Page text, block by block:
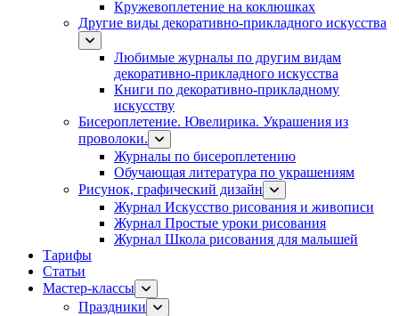
Кружевоплетение на коклюшках
Другие виды декоративно-прикладного искусства
Любимые журналы по другим видам
декоративно-прикладного искусства
Книги по декоративно-прикладному
искусству
Бисероплетение. Ювелирика. Украшения из
проволоки.
Журналы по бисероплетению
Обучающая литература по украшениям
Рисунок, графический дизайн
Журнал Искусство рисования и живописи
Журнал Простые уроки рисования
Журнал Школа рисования для малышей
Тарифы
Статьи
Мастер-классы
Праздники